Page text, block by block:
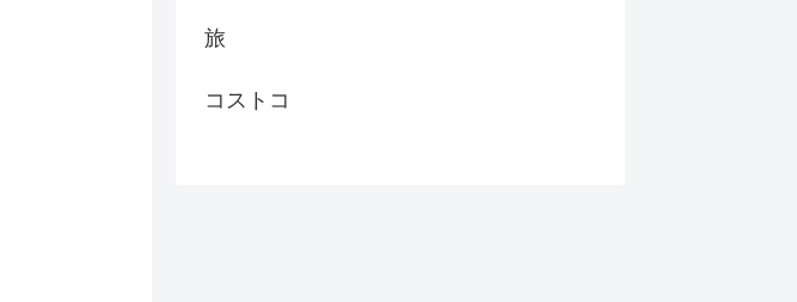
旅
コストコ